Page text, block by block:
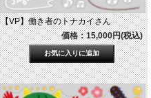
【VP】働き者のトナカイさん
価格：15,000円(税込)